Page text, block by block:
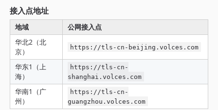
接入点地址
地域
公网接入点
华北2（北
京）
https://tls-cn-beijing.volces.com
华东1（上
海）
https://tls-cn-
shanghai.volces.com
华南1（广
州）
https://tls-cn-
guangzhou.volces.com